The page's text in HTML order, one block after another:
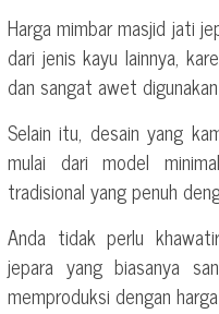
Harga mimbar masjid jati
dari jenis kayu lainnya,
dan sangat awet
Selain itu, desain yang
mulai dari model
tradisional yang penuh
Anda tidak perlu
jepara yang biasanya
memproduksi dengan